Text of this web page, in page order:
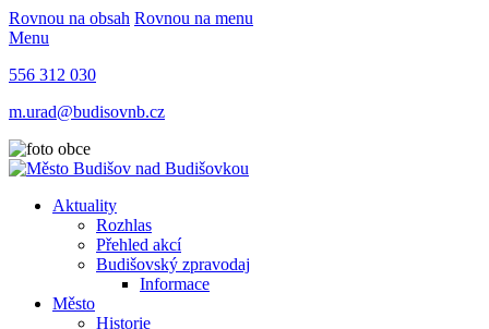
Rovnou na obsah Rovnou na menu
Menu
556 312 030
m.urad@budisovnb.cz
Aktuality
Rozhlas
Přehled akcí
Budišovský zpravodaj
Informace
Město
Historie